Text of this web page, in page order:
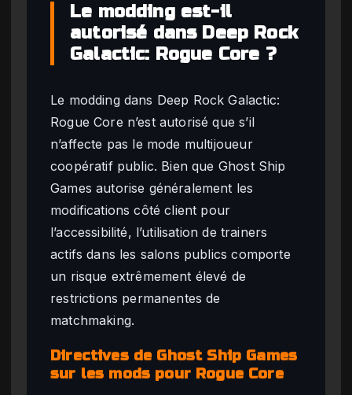
Le modding est-il
autorisé dans Deep Rock
Galactic: Rogue Core ?
Le modding dans Deep Rock Galactic:
Rogue Core n’est autorisé que s’il
n’affecte pas le mode multijoueur
coopératif public. Bien que Ghost Ship
Games autorise généralement les
modifications côté client pour
l’accessibilité, l’utilisation de trainers
actifs dans les salons publics comporte
un risque extrêmement élevé de
restrictions permanentes de
matchmaking.
Directives de Ghost Ship Games
sur les mods pour Rogue Core